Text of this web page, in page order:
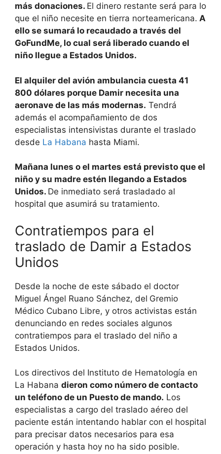
más donaciones. El dinero restante será para lo
que el niño necesite en tierra norteamericana. A
ello se sumará lo recaudado a través del
GoFundMe, lo cual será liberado cuando el
niño llegue a Estados Unidos.
El alquiler del avión ambulancia cuesta 41
800 dólares porque Damir necesita una
aeronave de las más modernas. Tendrá
además el acompañamiento de dos
especialistas intensivistas durante el traslado
desde La Habana hasta Miami.
Mañana lunes o el martes está previsto que el
niño y su madre estén llegando a Estados
Unidos. De inmediato será trasladado al
hospital que asumirá su tratamiento.
Contratiempos para el
traslado de Damir a Estados
Unidos
Desde la noche de este sábado el doctor
Miguel Ángel Ruano Sánchez, del Gremio
Médico Cubano Libre, y otros activistas están
denunciando en redes sociales algunos
contratiempos para el traslado del niño a
Estados Unidos.
Los directivos del Instituto de Hematología en
La Habana dieron como número de contacto
un teléfono de un Puesto de mando. Los
especialistas a cargo del traslado aéreo del
paciente están intentando hablar con el hospital
para precisar datos necesarios para esa
operación y hasta hoy no ha sido posible.